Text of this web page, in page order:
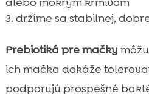
držíme sa stabilnej,
Prebiotiká pre mačky
ich mačka dokáže
podporujú prospešné